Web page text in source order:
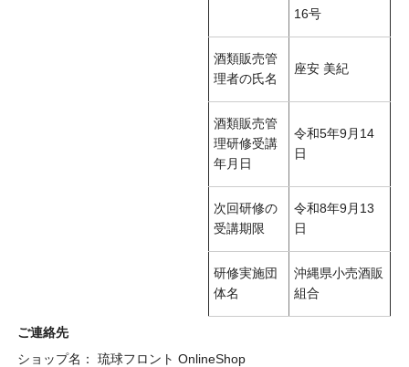
16号
酒類販売管
理者の氏名
座安 美紀
酒類販売管
理研修受講
年月日
令和5年9月14
日
次回研修の
受講期限
令和8年9月13
日
研修実施団
体名
沖縄県小売酒販
組合
ご連絡先
ショップ名： 琉球フロント OnlineShop